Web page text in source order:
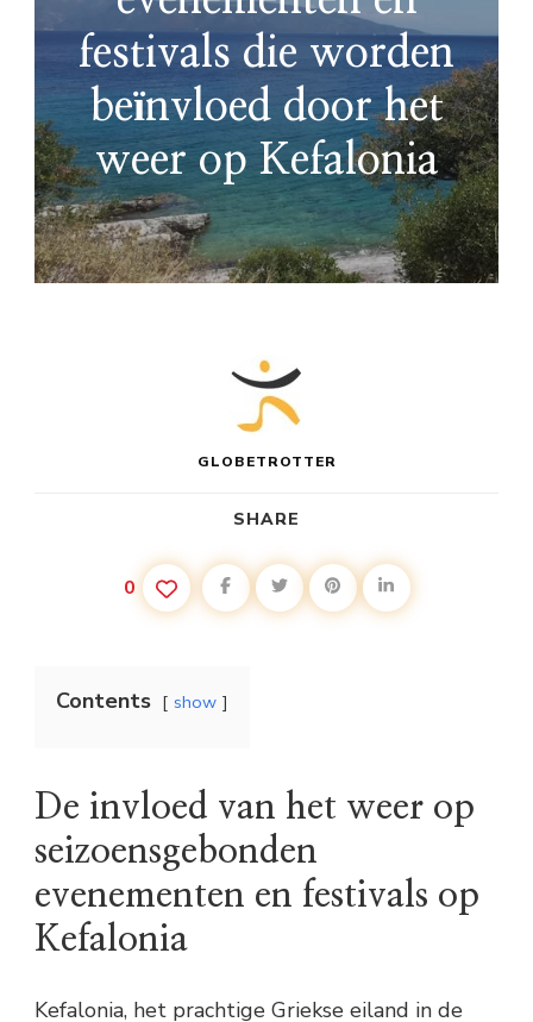
festivals die worden
beïnvloed door het
weer op Kefalonia
GLOBETROTTER
SHARE
0
Contents show
De invloed van het weer op
seizoensgebonden
evenementen en festivals op
Kefalonia
Kefalonia, het prachtige Griekse eiland in de